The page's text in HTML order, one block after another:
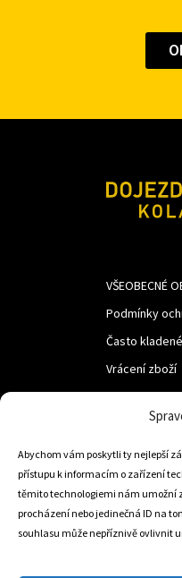
Abychom vám poskytli ty nejlepší
přístupu k informacím o zařízení
těmito technologiemi nám umožní
procházení nebo jedinečná ID na
souhlasu může nepříznivě ovlivnit
VŠEOBECNÉ
Podmínky
Často
Vrácení zboží
LUF s.r.o.
Nám.
Trstená 02801